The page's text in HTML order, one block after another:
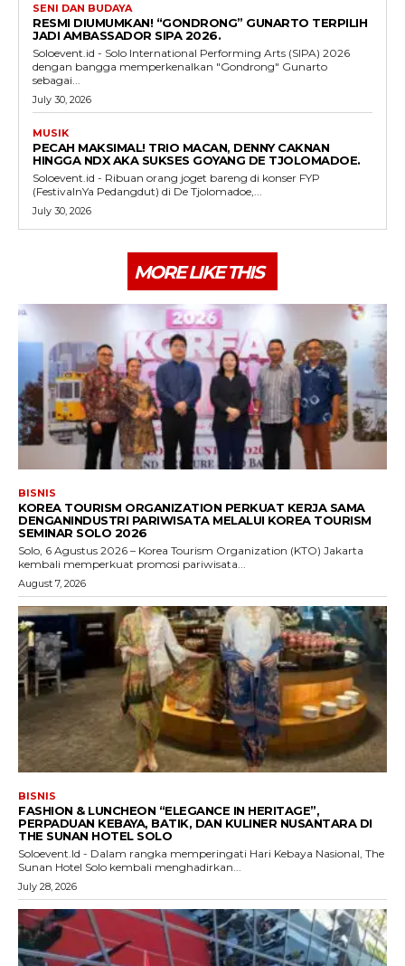
SENI DAN BUDAYA
RESMI DIUMUMKAN! “GONDRONG” GUNARTO TERPILIH
JADI AMBASSADOR SIPA 2026.
Soloevent.id - Solo International Performing Arts (SIPA) 2026
dengan bangga memperkenalkan "Gondrong" Gunarto
sebagai...
July 30, 2026
MUSIK
PECAH MAKSIMAL! TRIO MACAN, DENNY CAKNAN
HINGGA NDX AKA SUKSES GOYANG DE TJOLOMADOE.
Soloevent.id - Ribuan orang joget bareng di konser FYP
(FestivalnYa Pedangdut) di De Tjolomadoe,...
July 30, 2026
MORE LIKE THIS
BISNIS
KOREA TOURISM ORGANIZATION PERKUAT KERJA SAMA
DENGANINDUSTRI PARIWISATA MELALUI KOREA TOURISM
SEMINAR SOLO 2026
Solo, 6 Agustus 2026 – Korea Tourism Organization (KTO) Jakarta
kembali memperkuat promosi pariwisata...
August 7, 2026
BISNIS
FASHION & LUNCHEON “ELEGANCE IN HERITAGE”,
PERPADUAN KEBAYA, BATIK, DAN KULINER NUSANTARA DI
THE SUNAN HOTEL SOLO
Soloevent.Id - Dalam rangka memperingati Hari Kebaya Nasional, The
Sunan Hotel Solo kembali menghadirkan...
July 28, 2026